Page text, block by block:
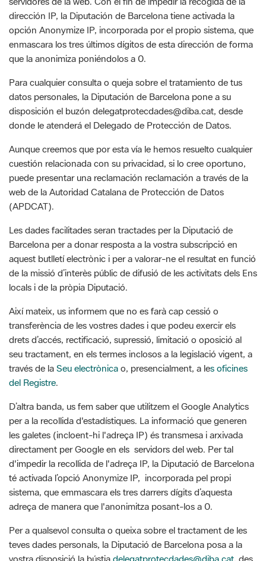
enmascara los tres últimos dígitos de esta dirección de forma
que la anonimiza poniéndolos a 0.
Para cualquier consulta o queja sobre el tratamiento de tus
datos personales, la Diputación de Barcelona pone a su
disposición el buzón delegatprotecdades@diba.cat, desde
donde le atenderá el Delegado de Protección de Datos.
Aunque creemos que por esta vía le hemos resuelto cualquier
cuestión relacionada con su privacidad, si lo cree oportuno,
puede presentar una reclamación reclamación a través de la
web de la Autoridad Catalana de Protección de Datos
(APDCAT).
Les dades facilitades seran tractades per la Diputació de
Barcelona per a donar resposta a la vostra subscripció en
aquest butlletí electrònic i per a valorar-ne el resultat en funció
de la missió d’interès públic de difusió de les activitats dels Ens
locals i de la pròpia Diputació.
Així mateix, us informem que no es farà cap cessió o
transferència de les vostres dades i que podeu exercir els
drets d’accés, rectificació, supressió, limitació o oposició al
seu tractament, en els termes inclosos a la legislació vigent, a
través de laSeu electrònicao, presencialment, a les oficines
del Registre.
D’altra banda, us fem saber que utilitzem el Google Analytics
per a la recollida d'estadístiques. La informació que generen
les galetes (incloent-hi l'adreça IP) és transmesa i arxivada
directament per Google en els servidors del web. Per tal
d'impedir la recollida de l'adreça IP, la Diputació de Barcelona
té activada l’opció Anonymize IP, incorporada pel propi
sistema, que emmascara els tres darrers dígits d’aquesta
adreça de manera que l'anonimitza posant-los a 0.
Per a qualsevol consulta o queixa sobre el tractament de les
teves dades personals, la Diputació de Barcelona posa a la
vostra disposició la bústia delegatprotecdades@diba.cat , des
d’on us atendrà el Delegat de Protecció de Dades.